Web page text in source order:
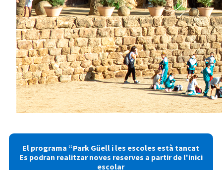
Previous
Next
El programa “Park Güell i les escoles està tancat
Es podran realitzar noves reserves a partir de l'inici
escolar